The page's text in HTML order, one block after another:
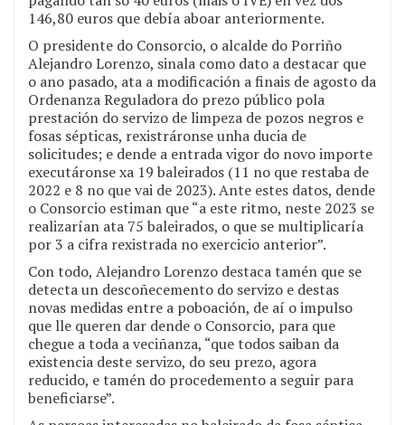
146,80 euros que debía aboar anteriormente.
O presidente do Consorcio, o alcalde do Porriño
Alejandro Lorenzo, sinala como dato a destacar que
o ano pasado, ata a modificación a finais de agosto da
Ordenanza Reguladora do prezo público pola
prestación do servizo de limpeza de pozos negros e
fosas sépticas, rexistráronse unha ducia de
solicitudes; e dende a entrada vigor do novo importe
executáronse xa 19 baleirados (11 no que restaba de
2022 e 8 no que vai de 2023). Ante estes datos, dende
o Consorcio estiman que “a este ritmo, neste 2023 se
realizarían ata 75 baleirados, o que se multiplicaría
por 3 a cifra rexistrada no exercicio anterior”.
Con todo, Alejandro Lorenzo destaca tamén que se
detecta un descoñecemento do servizo e destas
novas medidas entre a poboación, de aí o impulso
que lle queren dar dende o Consorcio, para que
chegue a toda a veciñanza, “que todos saiban da
existencia deste servizo, do seu prezo, agora
reducido, e tamén do procedemento a seguir para
beneficiarse”.